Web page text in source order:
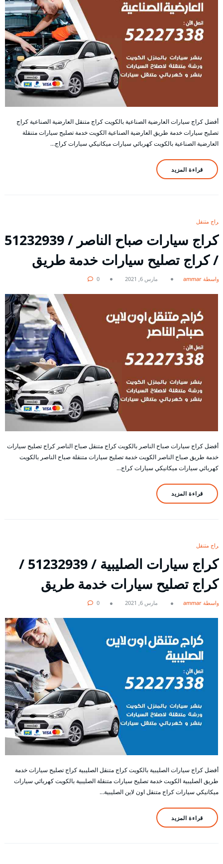
أفضل كراج سيارات العارضية الصناعية بالكويت كراج متنقل العارضية الصناعية كراج
تصليح سيارات خدمة طريق العارضية الصناعية الكويت خدمة تصليح سيارات متنقلة
العارضية الصناعية بالكويت كهربائي سيارات ميكانيكي سيارات كراج…
قراءة المزيد
كراج متنقل
/ كراج تصليح سيارات خدمة طريق
بواسطة ammar مارس 6, 2021 0
أفضل كراج سيارات صباح الناصر بالكويت كراج متنقل صباح الناصر كراج تصليح سيارات
خدمة طريق صباح الناصر الكويت خدمة تصليح سيارات متنقلة صباح الناصر بالكويت
كهربائي سيارات ميكانيكي سيارات كراج…
قراءة المزيد
كراج متنقل
كراج سيارات الصليبية / 51232939‬ /
كراج تصليح سيارات خدمة طريق
بواسطة ammar مارس 6, 2021 0
أفضل كراج سيارات الصليبية بالكويت كراج متنقل الصليبية كراج تصليح سيارات خدمة
طريق الصليبية الكويت خدمة تصليح سيارات متنقلة الصليبية بالكويت كهربائي سيارات
ميكانيكي سيارات كراج متنقل اون لاين الصليبية…
قراءة المزيد